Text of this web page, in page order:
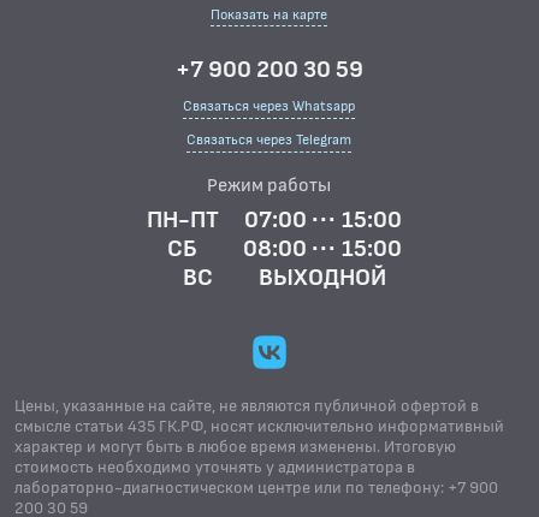
Показать на карте
+7 900 200 30 59
Связаться через Whatsapp
Связаться через Telegram
Режим работы
ПН-ПТ
07:00 ··· 15:00
СБ
08:00 ··· 15:00
ВС
ВЫХОДНОЙ
Цены, указанные на сайте, не являются публичной офертой в
смысле статьи 435 ГК.РФ, носят исключительно информативный
характер и могут быть в любое время изменены. Итоговую
стоимость необходимо уточнять у администратора в
лабораторно-диагностическом центре или по телефону: +7 900
200 30 59